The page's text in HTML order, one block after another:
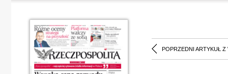
POPRZEDNI ARTYKUŁ Z